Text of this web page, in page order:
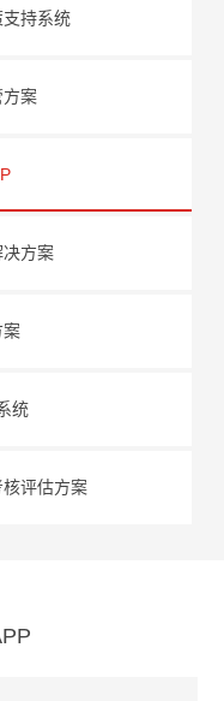
持系统
案
方案
案
统
评估方案